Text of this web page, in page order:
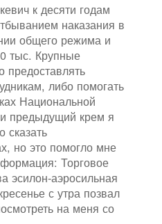
к десяти годам
наказания в
общего режима и
тыс. Крупные
предоставлять
либо помогать
Национальной
предыдущий крем я
сказать
но это помогло мне
Торговое
эсилон-аэросильная
с утра позвал
на меня со